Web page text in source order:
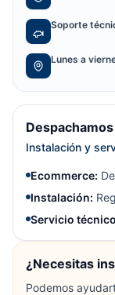
Soporte
Lunes a
Instalación y
Ecommerce:
Instalación:
Servicio
¿Necesitas
Podemos